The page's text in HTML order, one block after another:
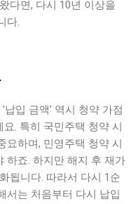
다면, 다시 10년 이상을
다.
입 금액' 역시 청약 가점
. 특히 국민주택 청약 시
하며, 민영주택 청약 시
하죠. 하지만 해지 후 재가
됩니다. 따라서 다시 1순
서는 처음부터 다시 납입